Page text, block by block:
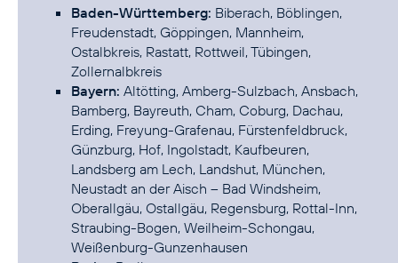
Baden-Württemberg: Biberach, Böblingen,
Freudenstadt, Göppingen, Mannheim,
Ostalbkreis, Rastatt, Rottweil, Tübingen,
Zollernalbkreis
Bayern: Altötting, Amberg-Sulzbach, Ansbach,
Bamberg, Bayreuth, Cham, Coburg, Dachau,
Erding, Freyung-Grafenau, Fürstenfeldbruck,
Günzburg, Hof, Ingolstadt, Kaufbeuren,
Landsberg am Lech, Landshut, München,
Neustadt an der Aisch – Bad Windsheim,
Oberallgäu, Ostallgäu, Regensburg, Rottal-Inn,
Straubing-Bogen, Weilheim-Schongau,
Weißenburg-Gunzenhausen